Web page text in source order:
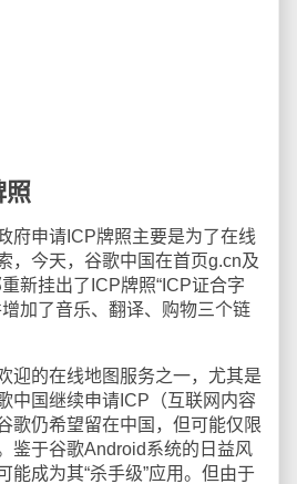
照
申请ICP牌照主要是为了在线
，今天，谷歌中国在首页g.cn及
新挂出了ICP牌照“ICP证合字
加了音乐、翻译、购物三个链
的在线地图服务之一，尤其是
中国继续申请ICP（互联网内容
歌仍希望留在中国，但可能仅限
鉴于谷歌Android系统的日益风
能成为其“杀手级”应用。但由于